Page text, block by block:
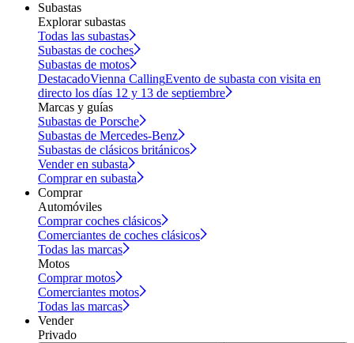
Subastas
Explorar subastas
Todas las subastas
Subastas de coches
Subastas de motos
DestacadoVienna CallingEvento de subasta con visita en
directo los días 12 y 13 de septiembre
Marcas y guías
Subastas de Porsche
Subastas de Mercedes-Benz
Subastas de clásicos británicos
Vender en subasta
Comprar en subasta
Comprar
Automóviles
Comprar coches clásicos
Comerciantes de coches clásicos
Todas las marcas
Motos
Comprar motos
Comerciantes motos
Todas las marcas
Vender
Privado